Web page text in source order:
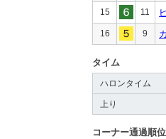
15 11
16 9
タイム
ハロンタイム
上り
コーナー通過順位